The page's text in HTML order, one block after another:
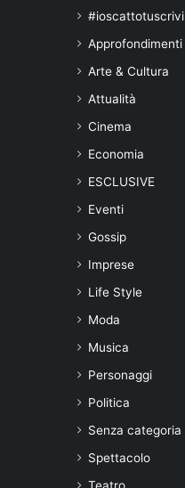
#ioscattotuscrivi
Approfondimenti
Arte & Cultura
Attualità
Cinema
Economia
ESCLUSIVE
Eventi
Gossip
Imprese
Life Style
Moda
Musica
Personaggi
Politica
Senza categoria
Spettacolo